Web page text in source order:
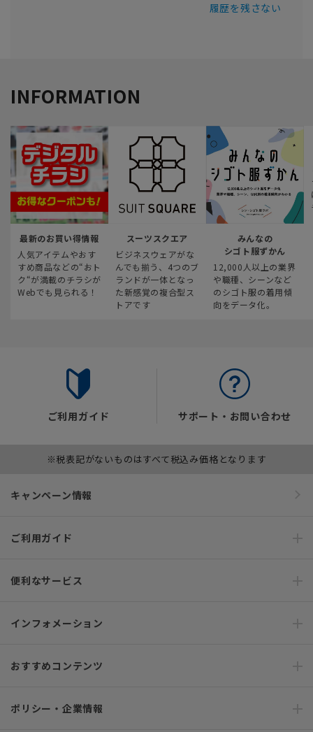
履歴を残さない
INFORMATION
最新のお買い得情報
人気アイテムやおす
すめ商品などの“おト
ク“が満載のチラシが
Webでも見られる！
スーツスクエア
ビジネスウェアがな
んでも揃う、4つのブ
ランドが一体となっ
た新感覚の複合型ス
トアです
みんなの
シゴト服ずかん
12,000人以上の業界
や職種、シーンなど
のシゴト服の着用傾
向をデータ化。
ご利用ガイド サポート・お問い合わせ
※税表記がないものはすべて税込み価格となります
キャンペーン情報
ご利用ガイド
便利なサービス
インフォメーション
おすすめコンテンツ
ポリシー・企業情報